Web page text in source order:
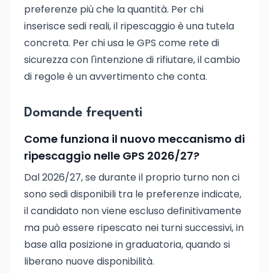
preferenze più che la quantità. Per chi
inserisce sedi reali, il ripescaggio è una tutela
concreta. Per chi usa le GPS come rete di
sicurezza con l'intenzione di rifiutare, il cambio
di regole è un avvertimento che conta.
Domande frequenti
Come funziona il nuovo meccanismo di
ripescaggio nelle GPS 2026/27?
Dal 2026/27, se durante il proprio turno non ci
sono sedi disponibili tra le preferenze indicate,
il candidato non viene escluso definitivamente
ma può essere ripescato nei turni successivi, in
base alla posizione in graduatoria, quando si
liberano nuove disponibilità.